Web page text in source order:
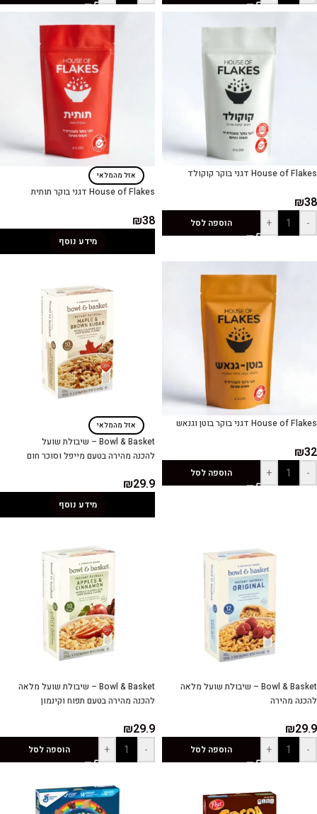
House of Flakes דגני בוקר קוקולד
₪38
-
+ הוספה לסל
אזל מהמלאי
House of Flakes דגני בוקר תותית
₪38
מידע נוסף
House of Flakes דגני בוקר בוטן וגנאש
₪32
-
+ הוספה לסל
אזל מהמלאי
Bowl & Basket – שיבולת שועל
להכנה מהירה בטעם מייפל וסוכר חום
₪29.9
מידע נוסף
Bowl & Basket – שיבולת שועל מלאה
להכנה מהירה
₪29.9
-
+ הוספה לסל
Bowl & Basket – שיבולת שועל מלאה
להכנה מהירה בטעם תפוח וקינמון
₪29.9
-
+ הוספה לסל